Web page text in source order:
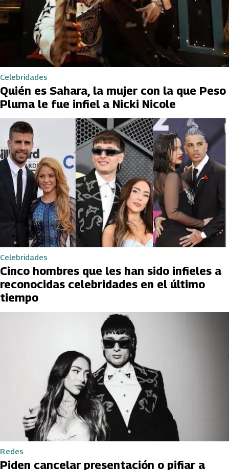
Celebridades
Quién es Sahara, la mujer con la que Peso
Pluma le fue infiel a Nicki Nicole
Celebridades
Cinco hombres que les han sido infieles a
reconocidas celebridades en el último
tiempo
Redes
Piden cancelar presentación o pifiar a